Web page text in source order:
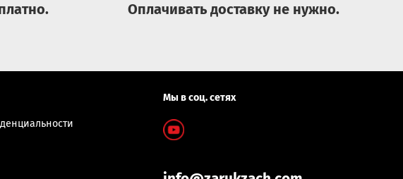
Оплачивать доставку не нужно.
Мы в соц. сетях